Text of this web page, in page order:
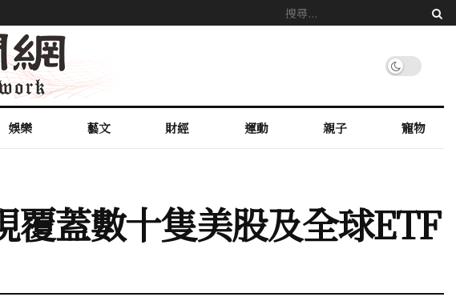
娛樂 藝文 財經 運動 親子 寵物
蓋數十隻美股及全球ETF